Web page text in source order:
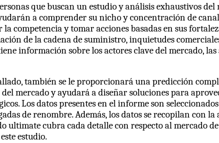
que buscan un estudio y análisis exhaustivos del
a comprender su nicho y concentración de
y tomar acciones basadas en sus
de la cadena de suministro, inquietudes
información sobre los actores clave del mercado, las
también se le proporcionará una predicción
mercado y ayudará a diseñar soluciones para
Los datos presentes en el informe son
de renombre. Además, los datos se recopilan con
cubra cada detalle con respecto al mercado
estudio.